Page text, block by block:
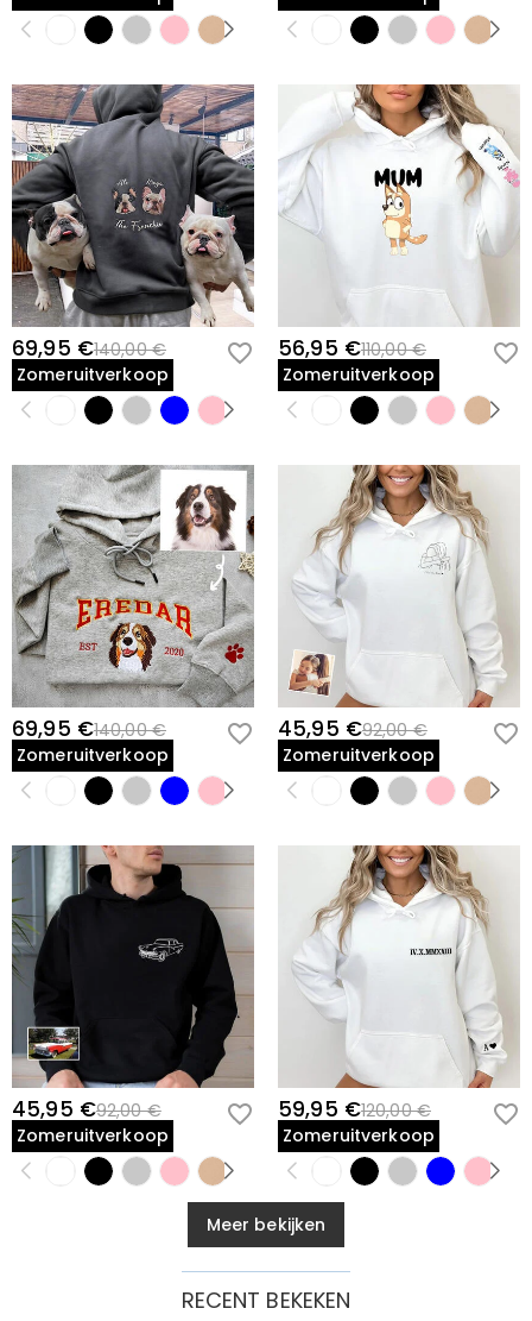
69,95 €140,00 €
Zomeruitverkoop
56,95 €110,00 €
Zomeruitverkoop
69,95 €140,00 €
Zomeruitverkoop
45,95 €92,00 €
Zomeruitverkoop
45,95 €92,00 €
Zomeruitverkoop
59,95 €120,00 €
Zomeruitverkoop
Meer bekijken
RECENT BEKEKEN